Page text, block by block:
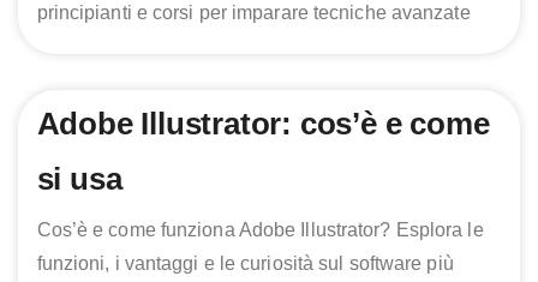
principianti e corsi per imparare tecniche avanzate
Adobe Illustrator: cos’è e come
si usa
Cos’è e come funziona Adobe Illustrator? Esplora le
funzioni, i vantaggi e le curiosità sul software più